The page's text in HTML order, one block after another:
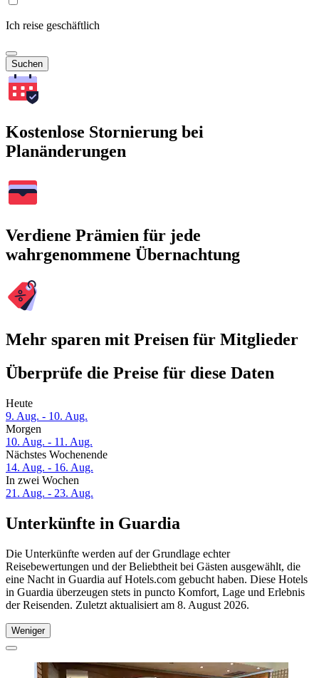
Ich reise geschäftlich
Suchen
Kostenlose Stornierung bei
Planänderungen
Verdiene Prämien für jede
wahrgenommene Übernachtung
Mehr sparen mit Preisen für Mitglieder
Überprüfe die Preise für diese Daten
Heute
9. Aug. - 10. Aug.
Morgen
10. Aug. - 11. Aug.
Nächstes Wochenende
14. Aug. - 16. Aug.
In zwei Wochen
21. Aug. - 23. Aug.
Unterkünfte in Guardia
Die Unterkünfte werden auf der Grundlage echter
Reisebewertungen und der Beliebtheit bei Gästen ausgewählt, die
eine Nacht in Guardia auf Hotels.com gebucht haben. Diese Hotels
in Guardia überzeugen stets in puncto Komfort, Lage und Erlebnis
der Reisenden. Zuletzt aktualisiert am 8. August 2026.
Weniger